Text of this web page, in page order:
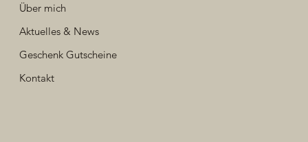
Über mich
Aktuelles & News
Geschenk Gutscheine
Kontakt